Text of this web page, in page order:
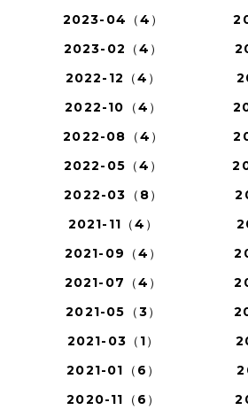
2023-04（4）
2023-02（4）
2022-12（4）
2022-10（4）
2022-08（4）
2022-05（4）
2022-03（8）
2021-11（4）
2021-09（4）
2021-07（4）
2021-05（3）
2021-03（1）
2021-01（6）
2020-11（6）